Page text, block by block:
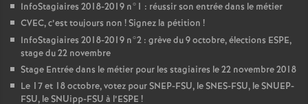
InfoStagiaires 2018-2019 n°1 : réussir son entrée dans le métier
CVEC, c’est toujours non ! Signez la pétition !
InfoStagiaires 2018-2019 n°2 : grève du 9 octobre, élections ESPE,
stage du 22 novembre
Stage Entrée dans le métier pour les stagiaires le 22 novembre 2018
Le 17 et 18 octobre, votez pourSNEP-FSU, leSNES-FSU, leSNUEP-
FSU, le SNUipp-FSU à l’ESPE !